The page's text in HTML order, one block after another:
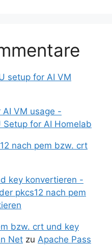
setup for AI VM
AI VM usage -
Setup for AI Homelab
nach pem bzw. crt
key konvertieren -
pkcs12 nach pem
bzw. crt und key
Net zu Apache Pass